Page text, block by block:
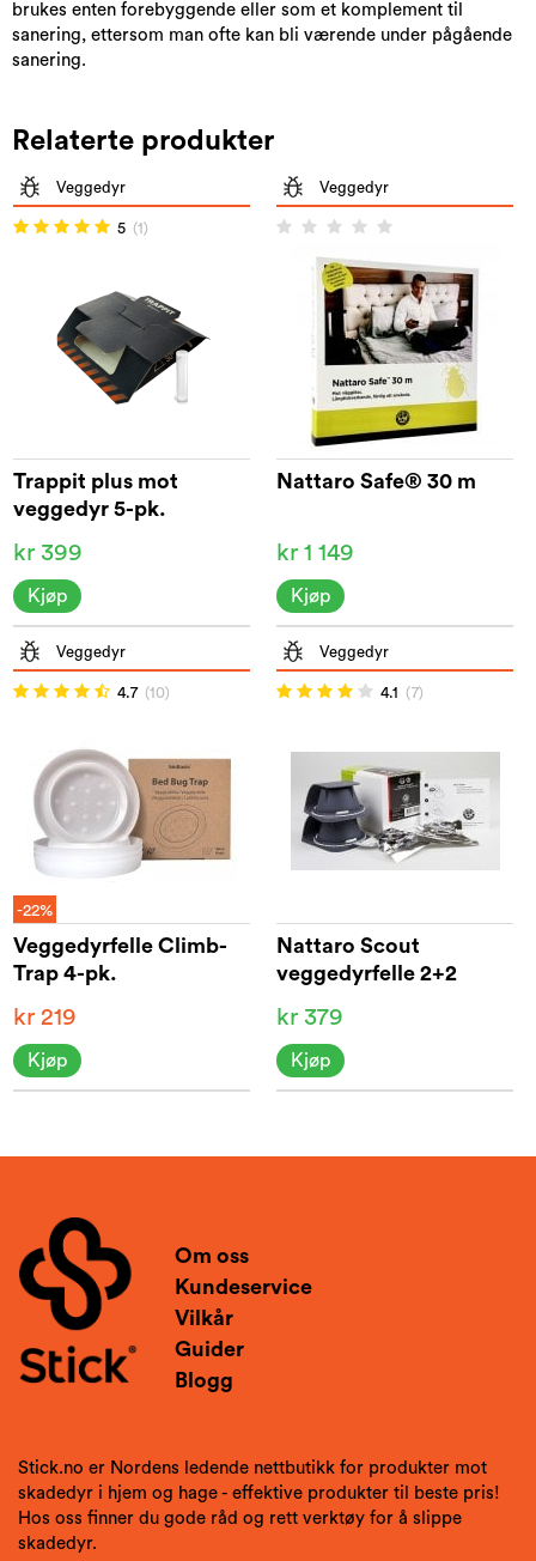
brukes enten forebyggende eller som et komplement til
sanering, ettersom man ofte kan bli værende under pågående
sanering.
Relaterte produkter
Veggedyr
5 (1)
Trappit plus mot
veggedyr 5-pk.
kr 399
Kjøp
Veggedyr
Nattaro Safe® 30 m
kr 1 149
Kjøp
Veggedyr
4.7 (10)
-22%
Veggedyrfelle Climb-
Trap 4-pk.
kr 219
Kjøp
Veggedyr
4.1 (7)
Nattaro Scout
veggedyrfelle 2+2
kr 379
Kjøp
Om oss
Kundeservice
Vilkår
Guider
Blogg
Stick.no er Nordens ledende nettbutikk for produkter mot
skadedyr i hjem og hage - effektive produkter til beste pris!
Hos oss finner du gode råd og rett verktøy for å slippe
skadedyr.